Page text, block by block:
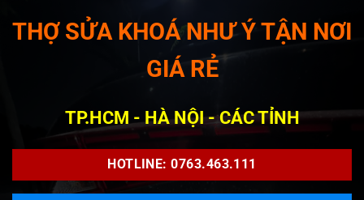
THỢ SỬA KHOÁ NHƯ Ý TẬN NƠI
GIÁ RẺ
TP.HCM - HÀ NỘI - CÁC TỈNH
HOTLINE: 0763.463.111